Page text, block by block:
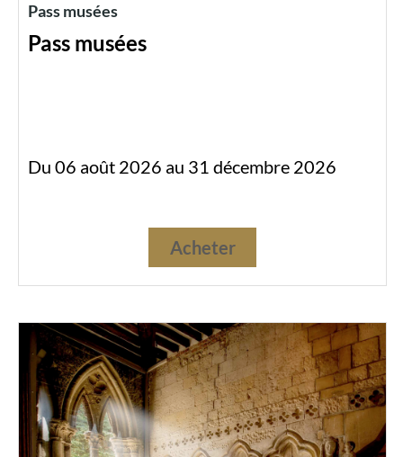
Pass musées
Pass musées
Du 06 août 2026 au 31 décembre 2026
Acheter